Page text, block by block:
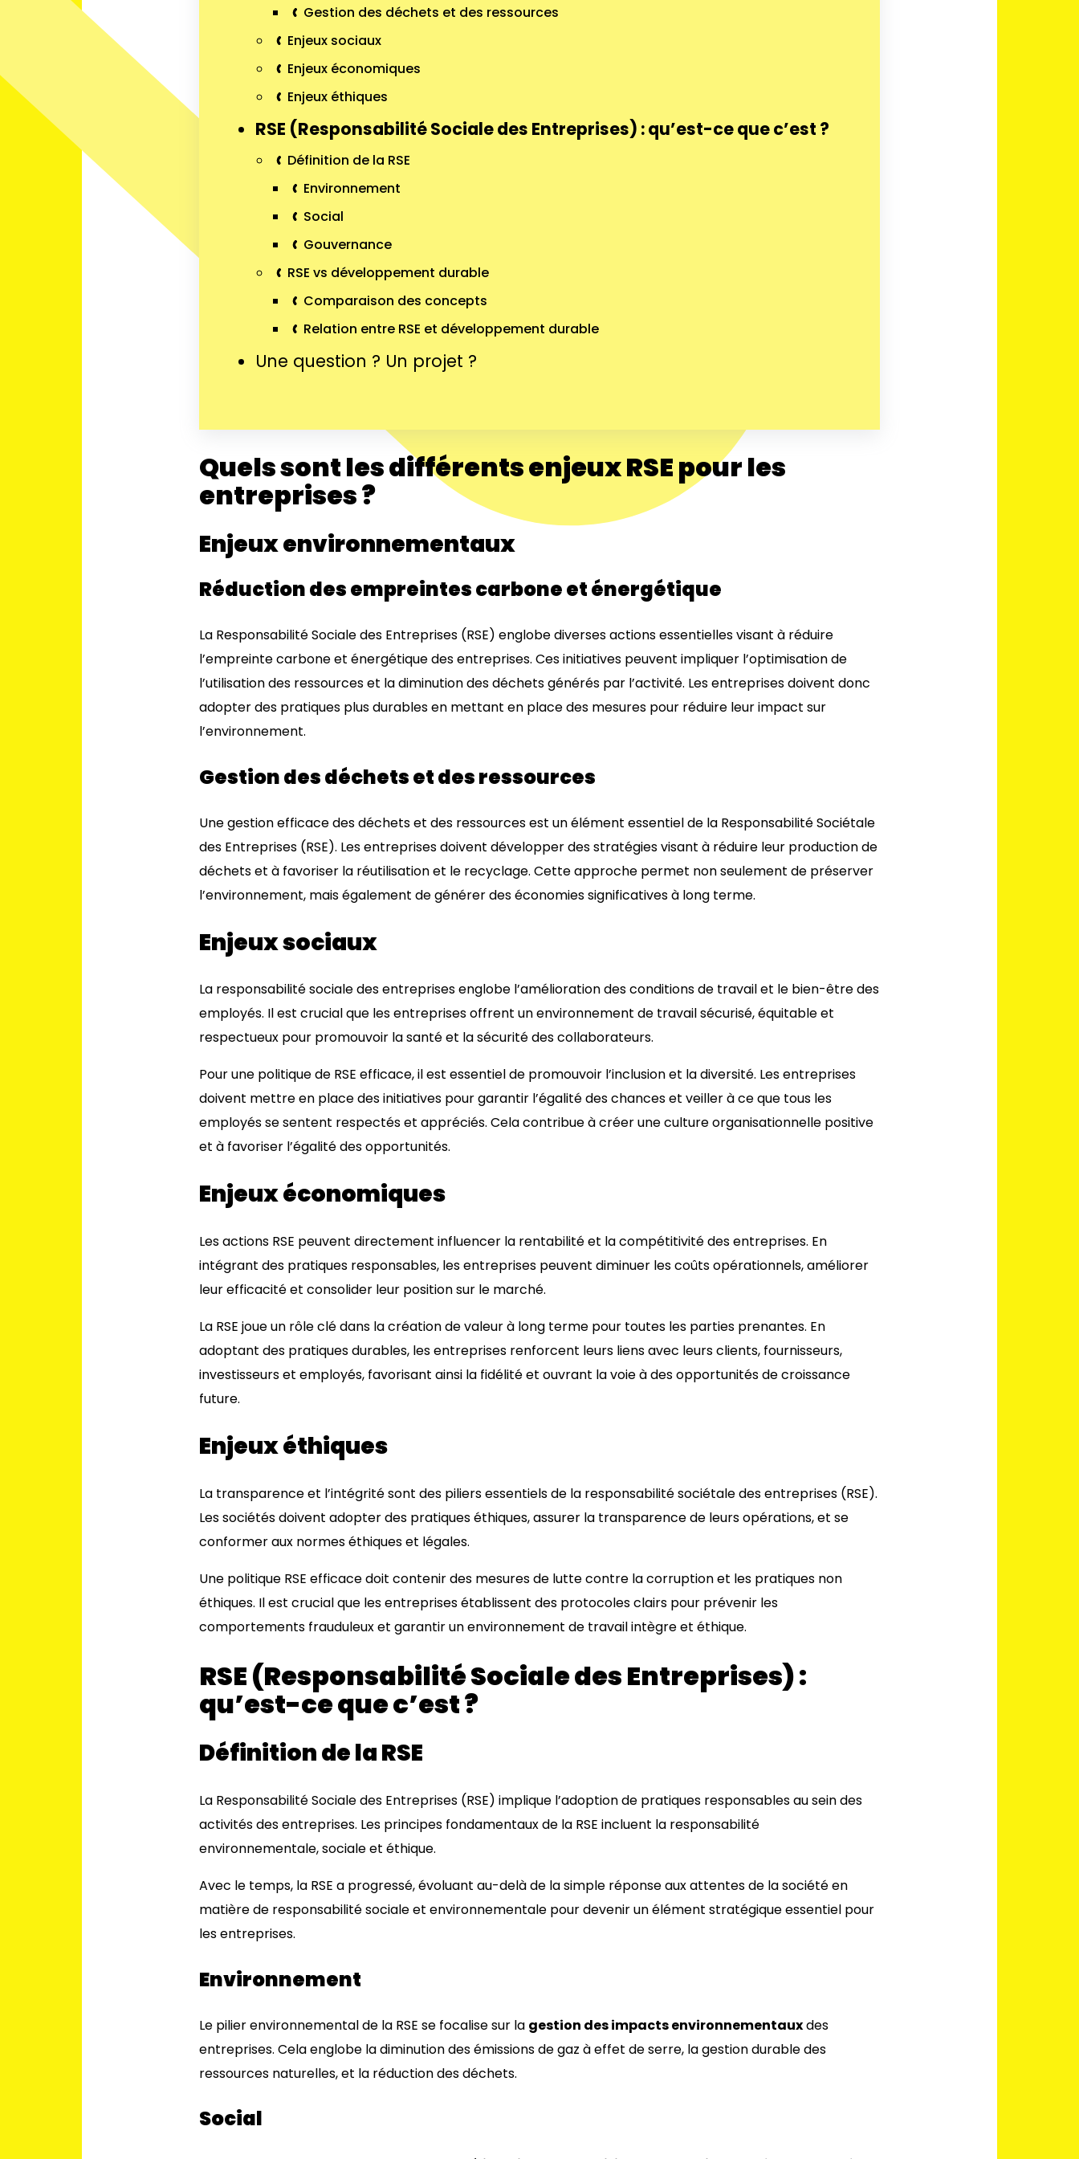
Gestion des déchets et des ressources
Enjeux sociaux
Enjeux économiques
Enjeux éthiques
RSE (Responsabilité Sociale des Entreprises) : qu’est-ce que c’est ?
Définition de la RSE
Environnement
Social
Gouvernance
RSE vs développement durable
Comparaison des concepts
Relation entre RSE et développement durable
Une question ? Un projet ?
Quels sont les différents enjeux RSE pour les
entreprises ?
Enjeux environnementaux
Réduction des empreintes carbone et énergétique
La Responsabilité Sociale des Entreprises (RSE) englobe diverses actions essentielles visant à réduire
l’empreinte carbone et énergétique des entreprises. Ces initiatives peuvent impliquer l’optimisation de
l’utilisation des ressources et la diminution des déchets générés par l’activité. Les entreprises doivent donc
adopter des pratiques plus durables en mettant en place des mesures pour réduire leur impact sur
l’environnement.
Gestion des déchets et des ressources
Une gestion efficace des déchets et des ressources est un élément essentiel de la Responsabilité Sociétale
des Entreprises (RSE). Les entreprises doivent développer des stratégies visant à réduire leur production de
déchets et à favoriser la réutilisation et le recyclage. Cette approche permet non seulement de préserver
l’environnement, mais également de générer des économies significatives à long terme.
Enjeux sociaux
La responsabilité sociale des entreprises englobe l’amélioration des conditions de travail et le bien-être des
employés. Il est crucial que les entreprises offrent un environnement de travail sécurisé, équitable et
respectueux pour promouvoir la santé et la sécurité des collaborateurs.
Pour une politique de RSE efficace, il est essentiel de promouvoir l’inclusion et la diversité. Les entreprises
doivent mettre en place des initiatives pour garantir l’égalité des chances et veiller à ce que tous les
employés se sentent respectés et appréciés. Cela contribue à créer une culture organisationnelle positive
et à favoriser l’égalité des opportunités.
Enjeux économiques
Les actions RSE peuvent directement influencer la rentabilité et la compétitivité des entreprises. En
intégrant des pratiques responsables, les entreprises peuvent diminuer les coûts opérationnels, améliorer
leur efficacité et consolider leur position sur le marché.
La RSE joue un rôle clé dans la création de valeur à long terme pour toutes les parties prenantes. En
adoptant des pratiques durables, les entreprises renforcent leurs liens avec leurs clients, fournisseurs,
investisseurs et employés, favorisant ainsi la fidélité et ouvrant la voie à des opportunités de croissance
future.
Enjeux éthiques
La transparence et l’intégrité sont des piliers essentiels de la responsabilité sociétale des entreprises (RSE).
Les sociétés doivent adopter des pratiques éthiques, assurer la transparence de leurs opérations, et se
conformer aux normes éthiques et légales.
Une politique RSE efficace doit contenir des mesures de lutte contre la corruption et les pratiques non
éthiques. Il est crucial que les entreprises établissent des protocoles clairs pour prévenir les
comportements frauduleux et garantir un environnement de travail intègre et éthique.
RSE (Responsabilité Sociale des Entreprises) :
qu’est-ce que c’est ?
Définition de la RSE
La Responsabilité Sociale des Entreprises (RSE) implique l’adoption de pratiques responsables au sein des
activités des entreprises. Les principes fondamentaux de la RSE incluent la responsabilité
environnementale, sociale et éthique.
Avec le temps, la RSE a progressé, évoluant au-delà de la simple réponse aux attentes de la société en
matière de responsabilité sociale et environnementale pour devenir un élément stratégique essentiel pour
les entreprises.
Environnement
Le pilier environnemental de la RSE se focalise sur la gestion des impacts environnementauxdes
entreprises. Cela englobe la diminution des émissions de gaz à effet de serre, la gestion durable des
ressources naturelles, et la réduction des déchets.
Social